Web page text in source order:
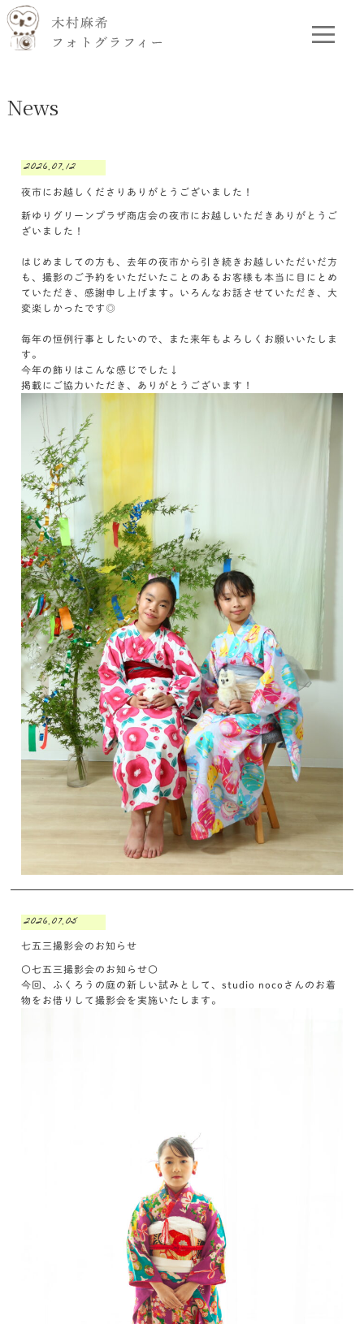
News
2026.07.12
夜市にお越しくださりありがとうございました！
新ゆりグリーンプラザ商店会の夜市にお越しいただきありがとうご
ざいました！
はじめましての方も、去年の夜市から引き続きお越しいただいだ方
も、撮影のご予約をいただいたことのあるお客様も本当に目にとめ
ていただき、感謝申し上げます。いろんなお話させていただき、大
変楽しかったです◎
毎年の恒例行事としたいので、また来年もよろしくお願いいたしま
す。
今年の飾りはこんな感じでした↓
掲載にご協力いただき、ありがとうございます！
2026.07.05
七五三撮影会のお知らせ
〇七五三撮影会のお知らせ〇
今回、ふくろうの庭の新しい試みとして、studio nocoさんのお着
物をお借りして撮影会を実施いたします。